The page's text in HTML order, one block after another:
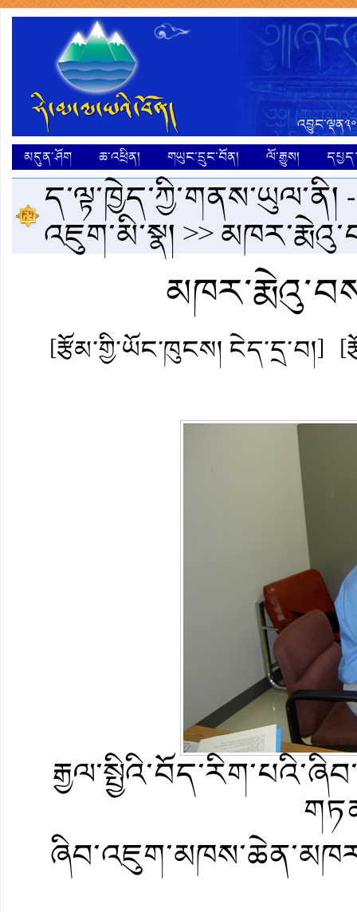
མདུན་ཤོག
ཆ་འཕྲིན། གཡུང་དྲུང་བོན། ལོ་རྒྱུས།
ད་ལྟ་ཁྱེད་ཀྱི་གནས་ཡུལ་ནི།
འཇུག་མི་སྣ།>>
[རྩོམ་གྱི་ཡོང་ཁུངས། ངེད་དྲ་བ།]